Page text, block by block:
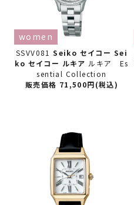
SSVV081 Seiko セイコー Sei
ko セイコー ルキア ルキア Es
sential Collection
women
販売価格 71,500円(税込)